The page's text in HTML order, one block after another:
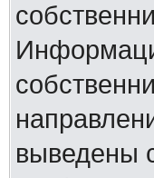
выведены